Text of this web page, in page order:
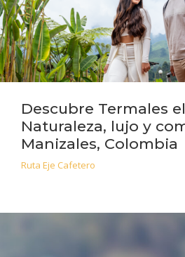
Descubre Termales
Naturaleza, lujo y
Manizales, Colombia
Ruta Eje Cafetero